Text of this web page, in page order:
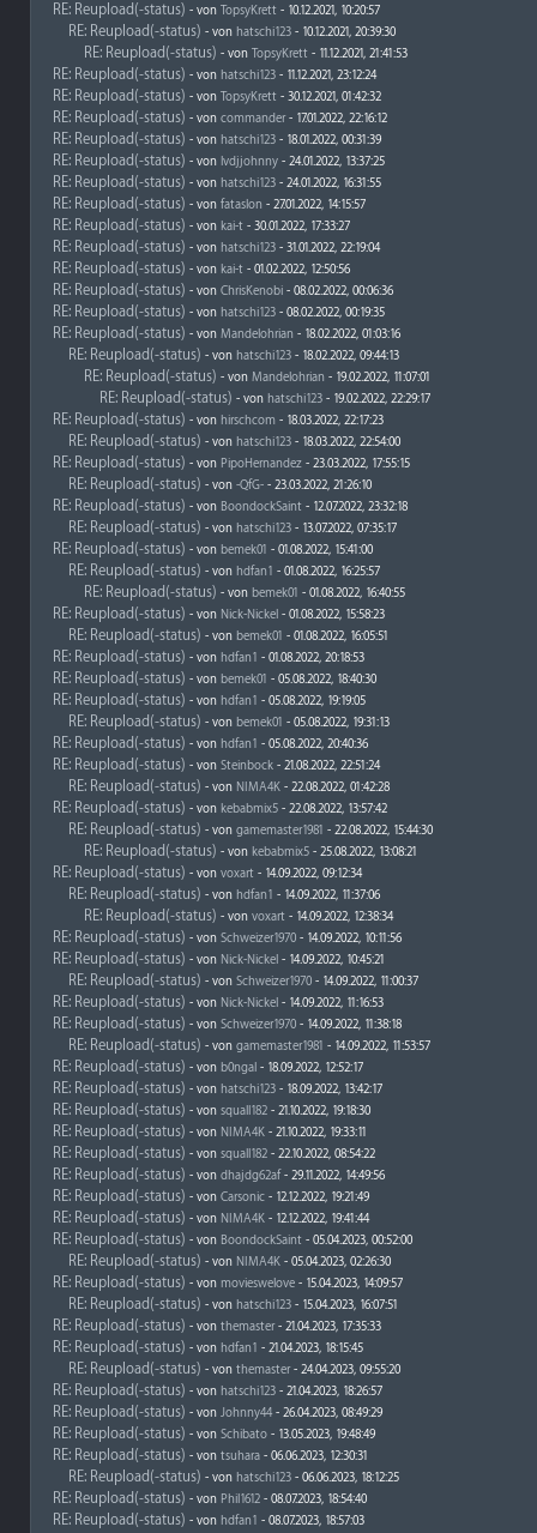
RE: Reupload(-status) - von TopsyKrett - 10.12.2021, 10:20:57
RE: Reupload(-status) - von hatschi123 - 10.12.2021, 20:39:30
RE: Reupload(-status) - von TopsyKrett - 11.12.2021, 21:41:53
RE: Reupload(-status) - von hatschi123 - 11.12.2021, 23:12:24
RE: Reupload(-status) - von TopsyKrett - 30.12.2021, 01:42:32
RE: Reupload(-status) - von commander- 17.01.2022, 22:16:12
RE: Reupload(-status) - von hatschi123 - 18.01.2022, 00:31:39
RE: Reupload(-status) - von lvdjjohnny - 24.01.2022, 13:37:25
RE: Reupload(-status) - von hatschi123 - 24.01.2022, 16:31:55
RE: Reupload(-status) - von fataslon - 27.01.2022, 14:15:57
RE: Reupload(-status) - von kai-t - 30.01.2022, 17:33:27
RE: Reupload(-status) - von hatschi123 - 31.01.2022, 22:19:04
RE: Reupload(-status) - von kai-t - 01.02.2022, 12:50:56
RE: Reupload(-status) - von ChrisKenobi - 08.02.2022, 00:06:36
RE: Reupload(-status) - von hatschi123 - 08.02.2022, 00:19:35
RE: Reupload(-status) - von Mandelohrian - 18.02.2022, 01:03:16
RE: Reupload(-status) - von hatschi123 - 18.02.2022, 09:44:13
RE: Reupload(-status) - von Mandelohrian - 19.02.2022, 11:07:01
RE: Reupload(-status) - von hatschi123 - 19.02.2022, 22:29:17
RE: Reupload(-status) - von hirschcom - 18.03.2022, 22:17:23
RE: Reupload(-status) - von hatschi123 - 18.03.2022, 22:54:00
RE: Reupload(-status) - von PipoHernandez - 23.03.2022, 17:55:15
RE: Reupload(-status) - von -QfG- - 23.03.2022, 21:26:10
RE: Reupload(-status) - von BoondockSaint - 12.07.2022, 23:32:18
RE: Reupload(-status) - von hatschi123 - 13.07.2022, 07:35:17
RE: Reupload(-status) - von bemek01 - 01.08.2022, 15:41:00
RE: Reupload(-status) - von hdfan1 - 01.08.2022, 16:25:57
RE: Reupload(-status) - von bemek01 - 01.08.2022, 16:40:55
RE: Reupload(-status) - von Nick-Nickel - 01.08.2022, 15:58:23
RE: Reupload(-status) - von bemek01 - 01.08.2022, 16:05:51
RE: Reupload(-status) - von hdfan1 - 01.08.2022, 20:18:53
RE: Reupload(-status) - von bemek01 - 05.08.2022, 18:40:30
RE: Reupload(-status) - von hdfan1 - 05.08.2022, 19:19:05
RE: Reupload(-status) - von bemek01 - 05.08.2022, 19:31:13
RE: Reupload(-status) - von hdfan1 - 05.08.2022, 20:40:36
RE: Reupload(-status) - von Steinbock - 21.08.2022, 22:51:24
RE: Reupload(-status) - von NIMA4K - 22.08.2022, 01:42:28
RE: Reupload(-status) - von kebabmix5 - 22.08.2022, 13:57:42
RE: Reupload(-status) - von gamemaster1981 - 22.08.2022, 15:44:30
RE: Reupload(-status) - von kebabmix5 - 25.08.2022, 13:08:21
RE: Reupload(-status) - von voxart - 14.09.2022, 09:12:34
RE: Reupload(-status) - von hdfan1 - 14.09.2022, 11:37:06
RE: Reupload(-status) - von voxart - 14.09.2022, 12:38:34
RE: Reupload(-status) - von Schweizer1970 - 14.09.2022, 10:11:56
RE: Reupload(-status) - von Nick-Nickel - 14.09.2022, 10:45:21
RE: Reupload(-status) - von Schweizer1970 - 14.09.2022, 11:00:37
RE: Reupload(-status) - von Nick-Nickel - 14.09.2022, 11:16:53
RE: Reupload(-status) - von Schweizer1970 - 14.09.2022, 11:38:18
RE: Reupload(-status) - von gamemaster1981 - 14.09.2022, 11:53:57
RE: Reupload(-status) - von b0ngal - 18.09.2022, 12:52:17
RE: Reupload(-status) - von hatschi123 - 18.09.2022, 13:42:17
RE: Reupload(-status) - von squall182 - 21.10.2022, 19:18:30
RE: Reupload(-status) - von NIMA4K - 21.10.2022, 19:33:11
RE: Reupload(-status) - von squall182 - 22.10.2022, 08:54:22
RE: Reupload(-status) - von dhajdg62af - 29.11.2022, 14:49:56
RE: Reupload(-status) - von Carsonic - 12.12.2022, 19:21:49
RE: Reupload(-status) - von NIMA4K - 12.12.2022, 19:41:44
RE: Reupload(-status) - von BoondockSaint - 05.04.2023, 00:52:00
RE: Reupload(-status) - von NIMA4K - 05.04.2023, 02:26:30
RE: Reupload(-status) - von movieswelove - 15.04.2023, 14:09:57
RE: Reupload(-status) - von hatschi123 - 15.04.2023, 16:07:51
RE: Reupload(-status) - von themaster- 21.04.2023, 17:35:33
RE: Reupload(-status) - von hdfan1 - 21.04.2023, 18:15:45
RE: Reupload(-status) - von themaster- 24.04.2023, 09:55:20
RE: Reupload(-status) - von hatschi123 - 21.04.2023, 18:26:57
RE: Reupload(-status) - von Johnny44 - 26.04.2023, 08:49:29
RE: Reupload(-status) - von Schibato - 13.05.2023, 19:48:49
RE: Reupload(-status) - von tsuhara - 06.06.2023, 12:30:31
RE: Reupload(-status) - von hatschi123 - 06.06.2023, 18:12:25
RE: Reupload(-status) - von Phil1612 - 08.07.2023, 18:54:40
RE: Reupload(-status) - von hdfan1 - 08.07.2023, 18:57:03